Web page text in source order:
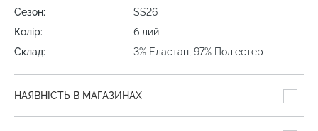
Сезон:
SS26
Колір:
білий
Склад:
3% Еластан, 97% Поліестер
НАЯВНІСТЬ В МАГАЗИНАХ